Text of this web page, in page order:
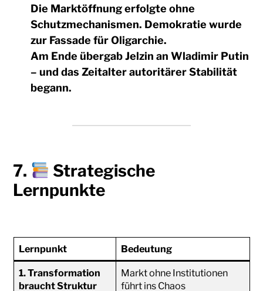
Die Marktöffnung erfolgte ohne
Schutzmechanismen. Demokratie wurde
zur Fassade für Oligarchie.
Am Ende übergab Jelzin an Wladimir Putin
– und das Zeitalter autoritärer Stabilität
begann.
7.
Strategische
Lernpunkte
Lernpunkt Bedeutung
1. Transformation
braucht Struktur
Markt ohne Institutionen
führt ins Chaos